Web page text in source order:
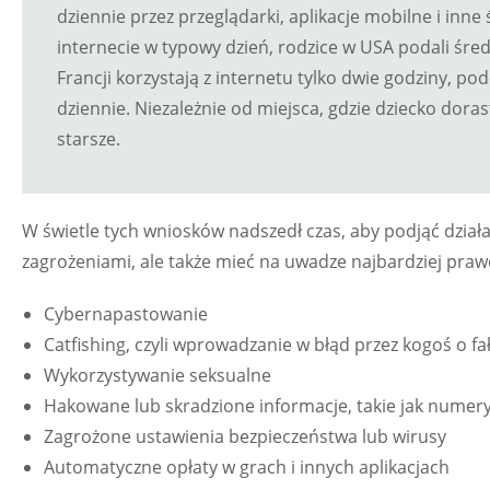
dziennie przez przeglądarki, aplikacje mobilne i
internecie w typowy dzień, rodzice w USA podali
Francji korzystają z internetu tylko dwie godziny,
dziennie. Niezależnie od miejsca, gdzie dziecko
starsze.
W świetle tych wniosków nadszedł czas, aby podjąć
zagrożeniami, ale także mieć na uwadze najbardziej
Cybernapastowanie
Catfishing, czyli wprowadzanie w błąd przez kogoś o
Wykorzystywanie seksualne
Hakowane lub skradzione informacje, takie jak
Zagrożone ustawienia bezpieczeństwa lub wirusy
Automatyczne opłaty w grach i innych aplikacjach